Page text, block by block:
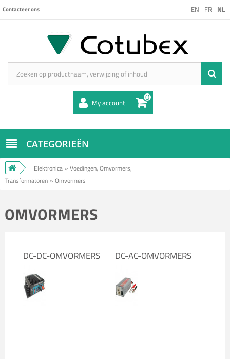
EN FR NL
Contacteer ons
My account 0
CATEGORIEËN
Elektronica » Voedingen, Omvormers,
Transformatoren » Omvormers
OMVORMERS
DC-DC-OMVORMERS DC-AC-OMVORMERS